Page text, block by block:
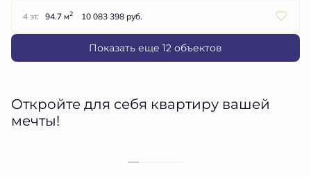
4 эт. 94.7 м2 10 083 398 руб.
Показать еще 12 объектов
Откройте для себя квартиру вашей
мечты!